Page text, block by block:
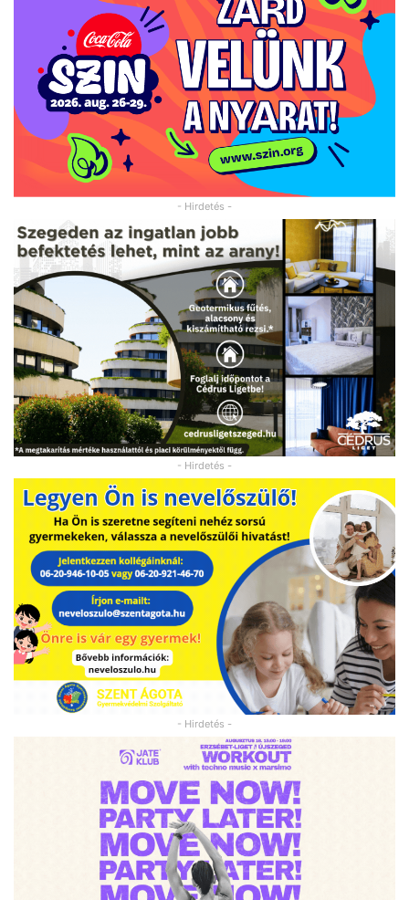
- Hirdetés -
- Hirdetés -
- Hirdetés -